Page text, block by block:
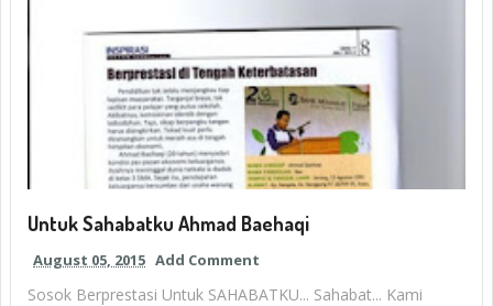
Untuk Sahabatku Ahmad Baehaqi
August 05, 2015 Add Comment
Sosok Berprestasi Untuk SAHABATKU... Sahabat... Kami